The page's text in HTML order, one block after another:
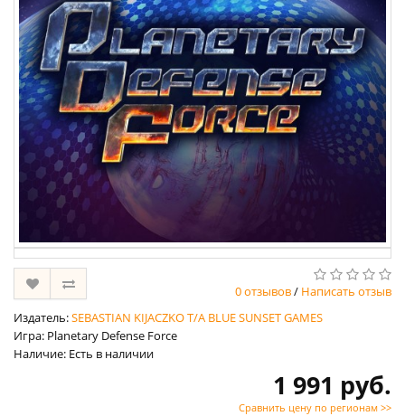
0 отзывов/ Написать отзыв
Издатель:SEBASTIAN KIJACZKO T/A BLUE SUNSET GAMES
Игра: Planetary Defense Force
Наличие: Есть в наличии
1 991 руб.
Сравнить цену по регионам >>